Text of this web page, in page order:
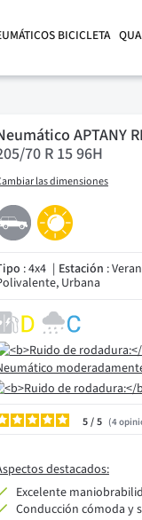
BICICLETA
APTANY
70 R 15 96H
las dimensiones
: 4x4 Estación :
Urbana
5/ 4
destacados:
Excelente
Conducción cómoda y